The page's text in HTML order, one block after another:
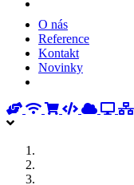
O nás
Reference
Kontakt
Novinky